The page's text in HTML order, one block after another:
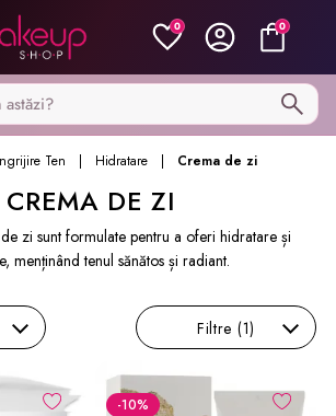
0 0
Ten Hidratare Crema de zi
CREMA DE ZI
zi sunt formulate pentru a oferi hidratare și
menținând tenul sănătos și radiant.
Filtre (1)
-10%